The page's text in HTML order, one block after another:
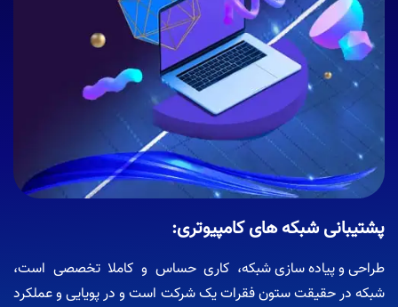
پشتیبانی شبکه های کامپیوتری:
طراحی و پیاده سازی شبکه، کاری حساس و کاملا تخصصی است،
شبکه در حقیقت ستون فقرات یک شرکت است و در پویایی و عملکرد